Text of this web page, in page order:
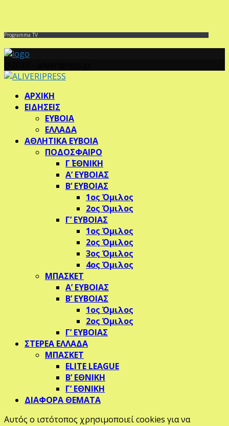
Programma TV
ΑΡΧΙΚΗ
ΕΙΔΗΣΕΙΣ
ΕΥΒΟΙΑ
ΕΛΛΑΔΑ
ΑΘΛΗΤΙΚΑ ΕΥΒΟΙΑ
ΠΟΔΟΣΦΑΙΡΟ
Γ΄ ΕΘΝΙΚΗ
Α’ ΕΥΒΟΙΑΣ
Β’ ΕΥΒΟΙΑΣ
1ος Όμιλος
2ος Όμιλος
Γ’ ΕΥΒΟΙΑΣ
1ος Όμιλος
2ος Όμιλος
3ος Όμιλος
4ος Όμιλος
ΜΠΑΣΚΕΤ
Α’ ΕΥΒΟΙΑΣ
Β’ ΕΥΒΟΙΑΣ
1ος Όμιλος
2ος Όμιλος
Γ’ ΕΥΒΟΙΑΣ
ΣΤΕΡΕΑ ΕΛΛΑΔΑ
ΜΠΑΣΚΕΤ
ELITE LEAGUE
Β’ ΕΘΝΙΚΗ
Γ’ ΕΘΝΙΚΗ
ΔΙΑΦΟΡΑ ΘΕΜΑΤΑ
Αυτός ο ιστότοπος χρησιμοποιεί cookies για να